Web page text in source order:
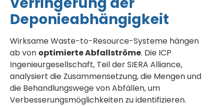
Deponieabhängigkeit
Wirksame Waste-to-Resource-Systeme hängen
ab von optimierte Abfallströme. Die ICP
Ingenieurgesellschaft, Teil der SIERA Alliance,
analysiert die Zusammensetzung, die Mengen und
die Behandlungswege von Abfällen, um
Verbesserungsmöglichkeiten zu identifizieren.